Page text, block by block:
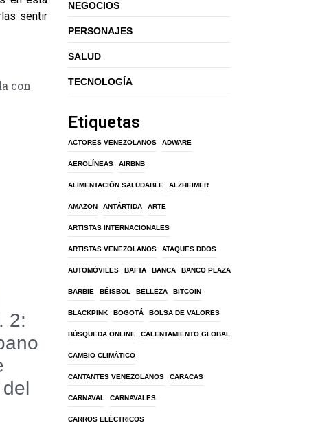
sentir
con
2:
NEGOCIOS
PERSONAJES
SALUD
TECNOLOGÍA
Etiquetas
ACTORES VENEZOLANOS ADWARE
AEROLÍNEAS AIRBNB
ALIMENTACIÓN SALUDABLE ALZHEIMER
AMAZON ANTÁRTIDA ARTE
ARTISTAS INTERNACIONALES
ARTISTAS VENEZOLANOS ATAQUES DDOS
AUTOMÓVILES BAFTA BANCA BANCO PLAZA
BARBIE BÉISBOL BELLEZA BITCOIN
BLACKPINK BOGOTÁ BOLSA DE VALORES
BÚSQUEDA ONLINE CALENTAMIENTO GLOBAL
CAMBIO CLIMÁTICO
CANTANTES VENEZOLANOS CARACAS
CARNAVAL CARNAVALES
CARROS ELÉCTRICOS